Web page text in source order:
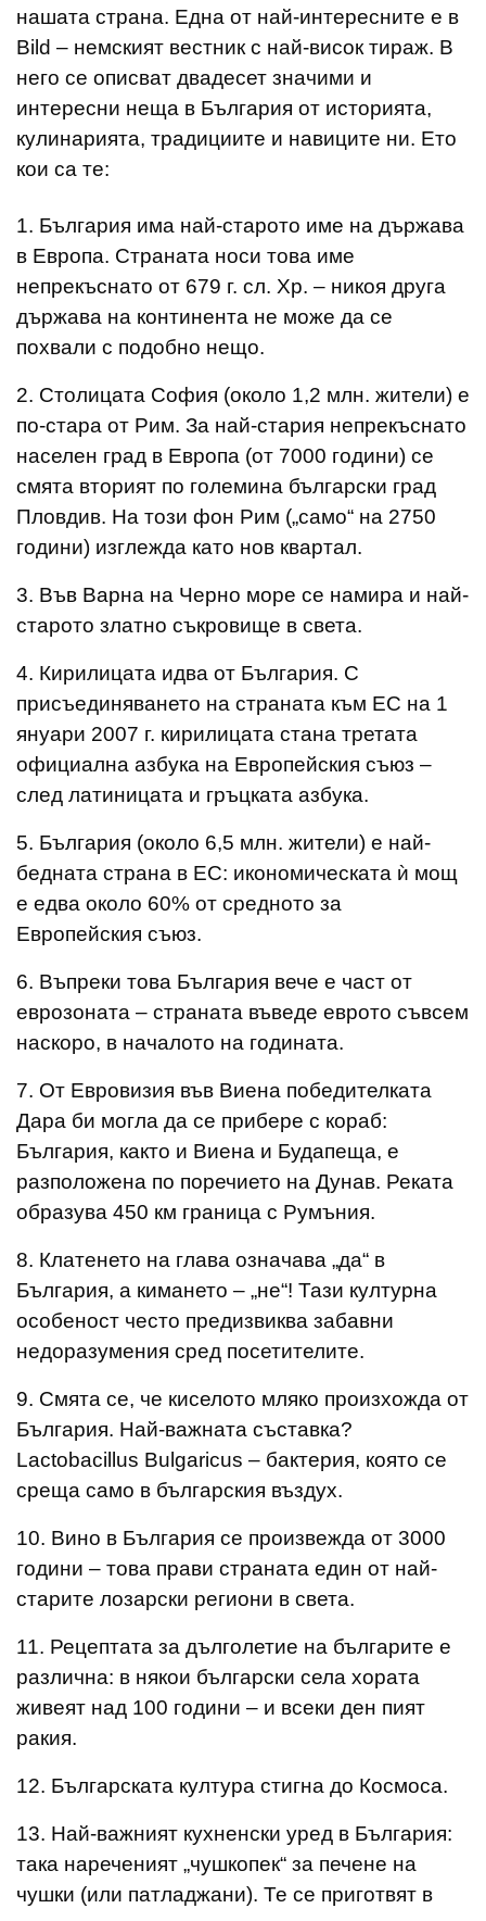
нашата страна. Една от най-интересните е в
Bild – немският вестник с най-висок тираж. В
него се описват двадесет значими и
интересни неща в България от историята,
кулинарията, традициите и навиците ни. Ето
кои са те:
1. България има най-старото име на държава
в Европа. Страната носи това име
непрекъснато от 679 г. сл. Хр. – никоя друга
държава на континента не може да се
похвали с подобно нещо.
2. Столицата София (около 1,2 млн. жители) е
по-стара от Рим. За най-стария непрекъснато
населен град в Европа (от 7000 години) се
смята вторият по големина български град
Пловдив. На този фон Рим („само“ на 2750
години) изглежда като нов квартал.
3. Във Варна на Черно море се намира и най-
старото златно съкровище в света.
4. Кирилицата идва от България. С
присъединяването на страната към ЕС на 1
януари 2007 г. кирилицата стана третата
официална азбука на Европейския съюз –
след латиницата и гръцката азбука.
5. България (около 6,5 млн. жители) е най-
бедната страна в ЕС: икономическата ѝ мощ
е едва около 60% от средното за
Европейския съюз.
6. Въпреки това България вече е част от
еврозоната – страната въведе еврото съвсем
наскоро, в началото на годината.
7. От Евровизия във Виена победителката
Дара би могла да се прибере с кораб:
България, както и Виена и Будапеща, е
разположена по поречието на Дунав. Реката
образува 450 км граница с Румъния.
8. Клатенето на глава означава „да“ в
България, а кимането – „не“! Тази културна
особеност често предизвиква забавни
недоразумения сред посетителите.
9. Смята се, че киселото мляко произхожда от
България. Най-важната съставка?
Lactobacillus Bulgaricus – бактерия, която се
среща само в българския въздух.
10. Вино в България се произвежда от 3000
години – това прави страната един от най-
старите лозарски региони в света.
11. Рецептата за дълголетие на българите е
различна: в някои български села хората
живеят над 100 години – и всеки ден пият
ракия.
12. Българската култура стигна до Космоса.
13. Най-важният кухненски уред в България:
така нареченият „чушкопек“ за печене на
чушки (или патладжани). Те се приготвят в